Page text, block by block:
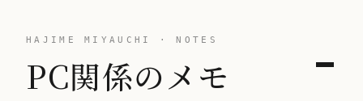
HAJIME MIYAUCHI · NOTES
PC関係のメモ